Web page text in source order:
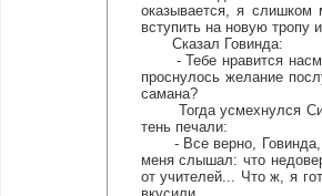
оказывается, я
вступить на новую тропу
Сказал Говинда:
- Тебе нравится
проснулось желание
самана?
Тогда усмехнулся
тень печали:
- Все верно, Говинда,
меня слышал: что
от учителей... Что ж, я